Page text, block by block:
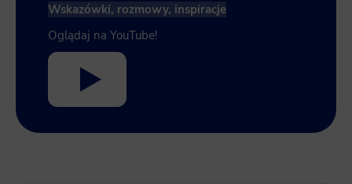
Wskazówki, rozmowy, inspiracje
Oglądaj na YouTube!